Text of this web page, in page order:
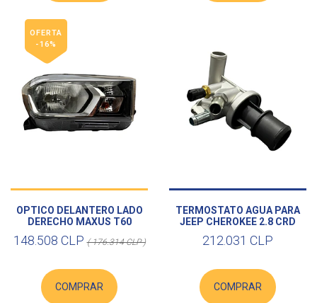
OFERTA
-16%
OPTICO DELANTERO LADO
DERECHO MAXUS T60
148.508 CLP ( 176.314 CLP )
COMPRAR
TERMOSTATO AGUA PARA
JEEP CHEROKEE 2.8 CRD
212.031 CLP
COMPRAR